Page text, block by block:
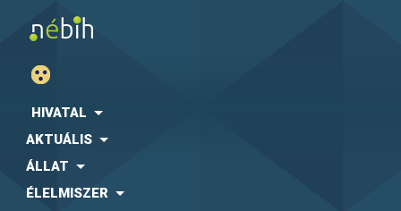
HIVATAL
AKTUÁLIS
ÁLLAT
ÉLELMISZER